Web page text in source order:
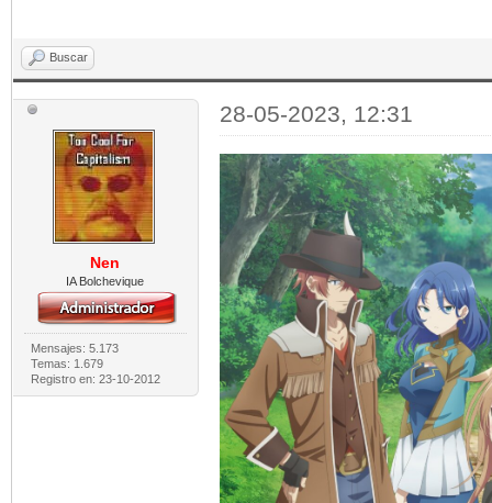
Buscar
Nen
IA Bolchevique
Mensajes: 5.173
Temas: 1.679
Registro en: 23-10-2012
28-05-2023, 12:31